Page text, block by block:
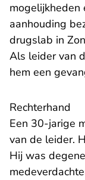
mogelijkheden
aanhouding
drugslab in
Als leider van
hem een
Rechterhand
Een 30-jarige
van de leider.
Hij was